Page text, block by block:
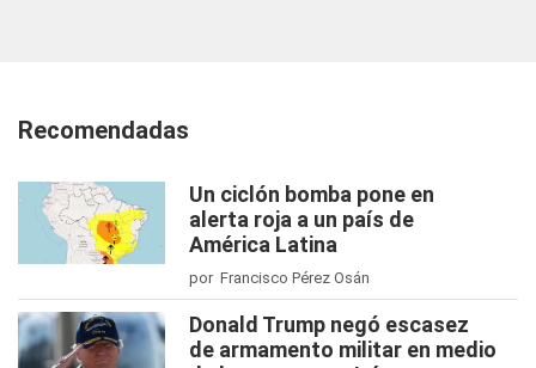
Recomendadas
Un ciclón bomba pone en
alerta roja a un país de
América Latina
por Francisco Pérez Osán
Donald Trump negó escasez
de armamento militar en medio